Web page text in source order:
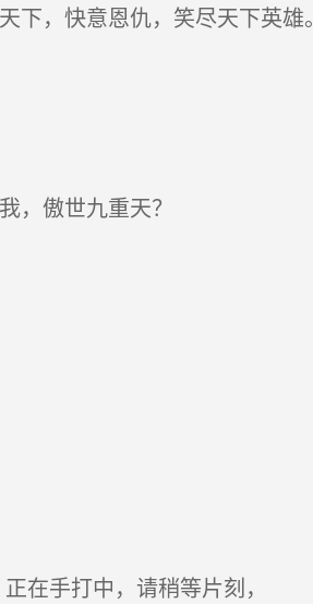
，快意恩仇，笑尽天下英雄。
傲世九重天？
在手打中，请稍等片刻，